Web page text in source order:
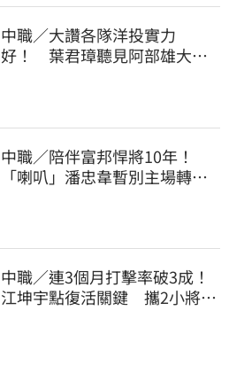
中職／大讚各隊洋投實力
好！ 葉君璋聽見阿部雄大被
中職／陪伴富邦悍將10年！
「喇叭」潘忠韋暫別主場轉
中職／連3個月打擊率破3成！
江坤宇點復活關鍵 攜2小將赴